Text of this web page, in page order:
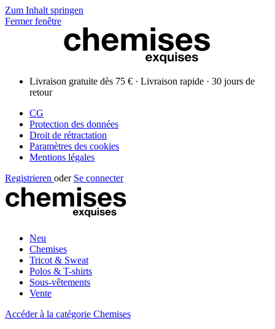
Zum Inhalt springen
Fermer fenêtre
Livraison gratuite dès 75 € · Livraison rapide · 30 jours de
retour
CG
Protection des données
Droit de rétractation
Paramètres des cookies
Mentions légales
Registrieren oder Se connecter
Neu
Chemises
Tricot & Sweat
Polos & T-shirts
Sous-vêtements
Vente
Accéder à la catégorie Chemises